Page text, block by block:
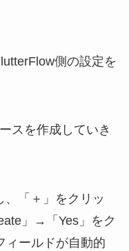
側の設定を
スを作成していき
「＋」をクリッ
」→「Yes」をク
ィールドが自動的